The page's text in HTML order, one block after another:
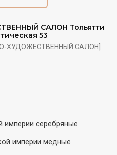
САЛОН Тольятти
53
ХУДОЖЕСТВЕННЫЙ САЛОН]
империи серебряные
империи медные